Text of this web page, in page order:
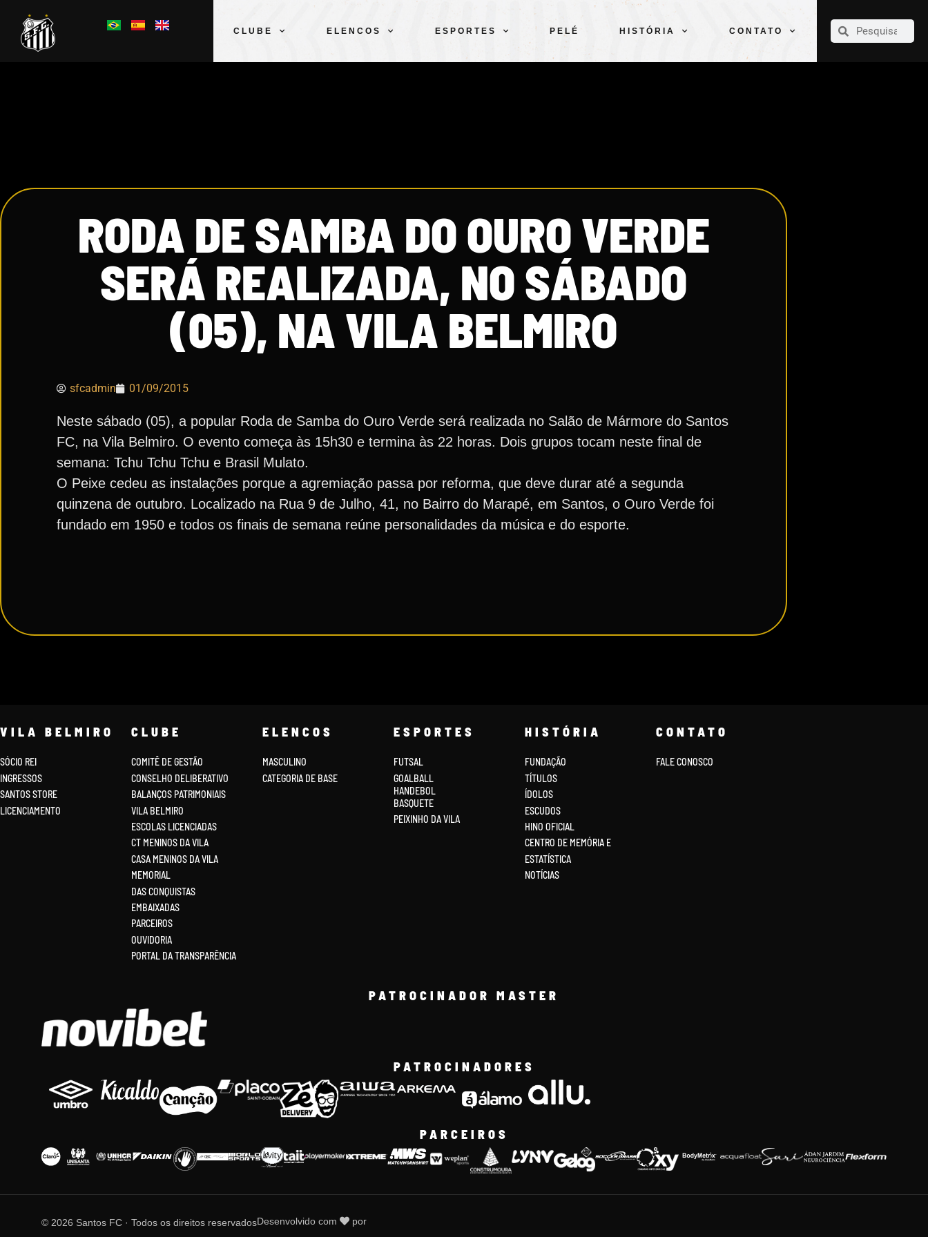
CLUBE ELENCOS ESPORTES PELÉ HISTÓRIA CONTATO
CLUBE
RODA DE SAMBA DO OURO VERDE
SERÁ REALIZADA, NO SÁBADO
(05), NA VILA BELMIRO
sfcadmin 01/09/2015
Neste sábado (05), a popular Roda de Samba do Ouro Verde será realizada no Salão de Mármore do Santos
FC, na Vila Belmiro. O evento começa às 15h30 e termina às 22 horas. Dois grupos tocam neste final de
semana: Tchu Tchu Tchu e Brasil Mulato.
O Peixe cedeu as instalações porque a agremiação passa por reforma, que deve durar até a segunda
quinzena de outubro. Localizado na Rua 9 de Julho, 41, no Bairro do Marapé, em Santos, o Ouro Verde foi
fundado em 1950 e todos os finais de semana reúne personalidades da música e do esporte.
VILA BELMIRO
SÓCIO REI
INGRESSOS
SANTOS STORE
LICENCIAMENTO
CLUBE
COMITÊ DE GESTÃO
CONSELHO DELIBERATIVO
BALANÇOS PATRIMONIAIS
VILA BELMIRO
ESCOLAS LICENCIADAS
CT MENINOS DA VILA
CASA MENINOS DA VILA
MEMORIAL
DAS CONQUISTAS
EMBAIXADAS
PARCEIROS
OUVIDORIA
PORTAL DA TRANSPARÊNCIA
ELENCOS
MASCULINO
CATEGORIA DE BASE
ESPORTES
FUTSAL
GOALBALL
HANDEBOL
BASQUETE
PEIXINHO DA VILA
HISTÓRIA
FUNDAÇÃO
TÍTULOS
ÍDOLOS
ESCUDOS
HINO OFICIAL
CENTRO DE MEMÓRIA E
ESTATÍSTICA
NOTÍCIAS
CONTATO
FALE CONOSCO
PATROCINADOR MASTER
PATROCINADORES
PARCEIROS
© 2026 Santos FC · Todos os direitos reservadosDesenvolvido com por